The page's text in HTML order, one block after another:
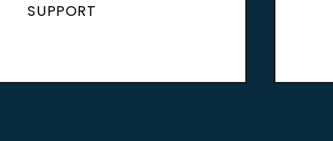
SUPPORT
SUPPORT